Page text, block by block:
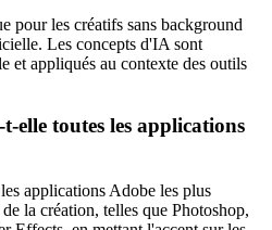
pour les créatifs sans background
Les concepts d'IA sont
et appliqués au contexte des outils
elle toutes les applications
applications Adobe les plus
la création, telles que Photoshop,